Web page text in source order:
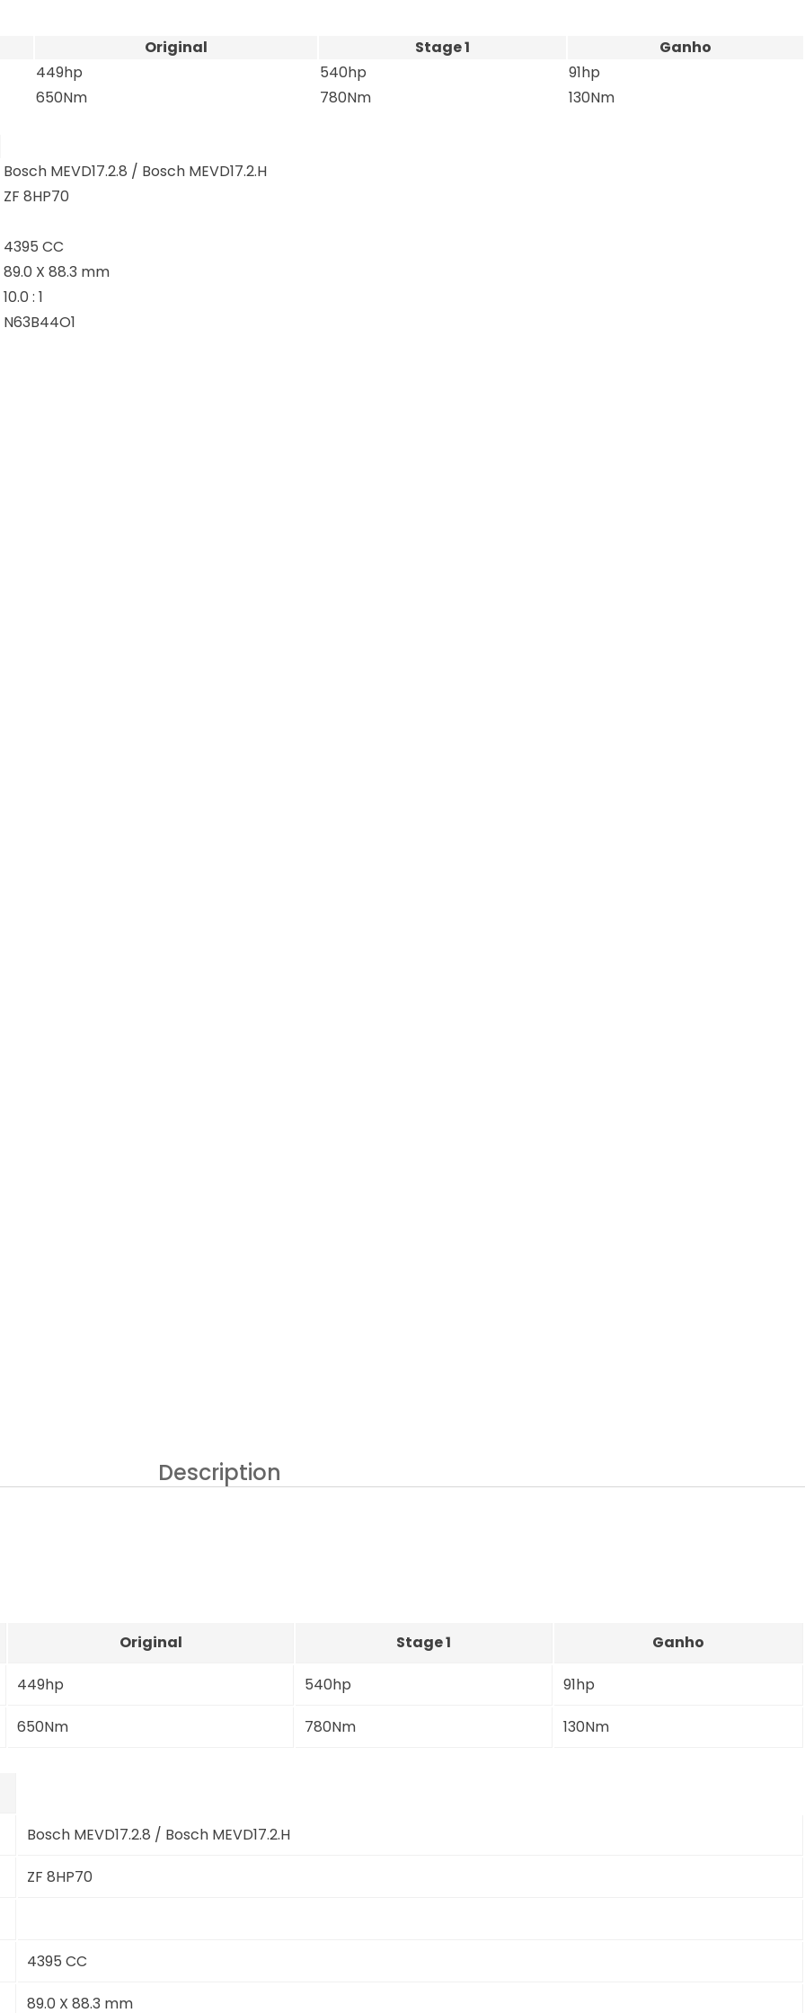
Original Stage 1
Ganho
449hp 540hp
91hp
650Nm 780Nm 130Nm
Bosch MEVD17.2.8 / Bosch MEVD17.2.H
ZF 8HP70
4395 CC
89.0 X 88.3 mm
10.0 : 1
N63B44O1
Description
Original Stage 1 Ganho
449hp 540hp 91hp
650Nm 780Nm 130Nm
Bosch MEVD17.2.8 / Bosch MEVD17.2.H
ZF 8HP70
4395 CC
89.0 X 88.3 mm